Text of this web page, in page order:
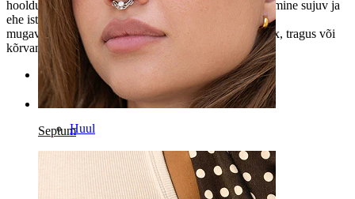
Septum
hooldusegakesta terve elu.Sisekeermega
on sisestamine sujuv ja
ehe istub kindlalt paigal, ning lameda tagusega on ehe
mugav igapäevaseks kandmiseks
. Sobib conch, helix, tragus või
kõrvaneeti.
Kategooriad
Naba
Huul
Nibu
Industrial